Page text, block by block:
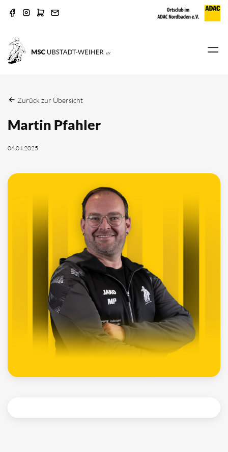
Zurück zur Übersicht
Martin Pfahler
06.04.2025